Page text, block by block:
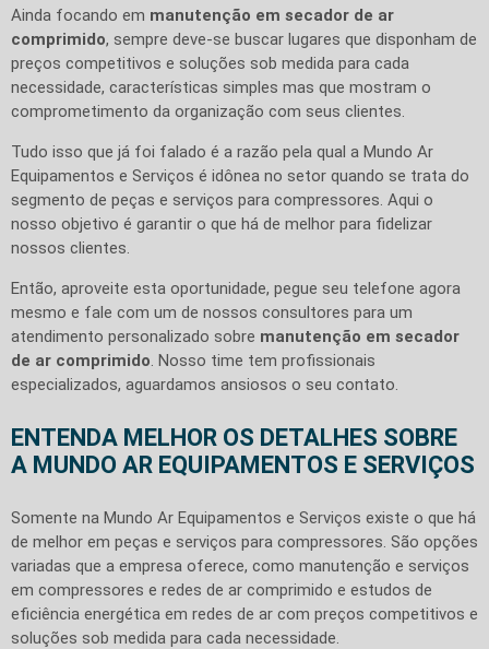
Ainda focando em manutenção em secador de ar
comprimido, sempre deve-se buscar lugares que disponham de
preços competitivos e soluções sob medida para cada
necessidade, características simples mas que mostram o
comprometimento da organização com seus clientes.
Tudo isso que já foi falado é a razão pela qual a Mundo Ar
Equipamentos e Serviços é idônea no setor quando se trata do
segmento de peças e serviços para compressores. Aqui o
nosso objetivo é garantir o que há de melhor para fidelizar
nossos clientes.
Então, aproveite esta oportunidade, pegue seu telefone agora
mesmo e fale com um de nossos consultores para um
atendimento personalizado sobre manutenção em secador
de ar comprimido. Nosso time tem profissionais
especializados, aguardamos ansiosos o seu contato.
ENTENDA MELHOR OS DETALHES SOBRE
A MUNDO AR EQUIPAMENTOS E SERVIÇOS
Somente na Mundo Ar Equipamentos e Serviços existe o que há
de melhor em peças e serviços para compressores. São opções
variadas que a empresa oferece, como manutenção e serviços
em compressores e redes de ar comprimido e estudos de
eficiência energética em redes de ar com preços competitivos e
soluções sob medida para cada necessidade.